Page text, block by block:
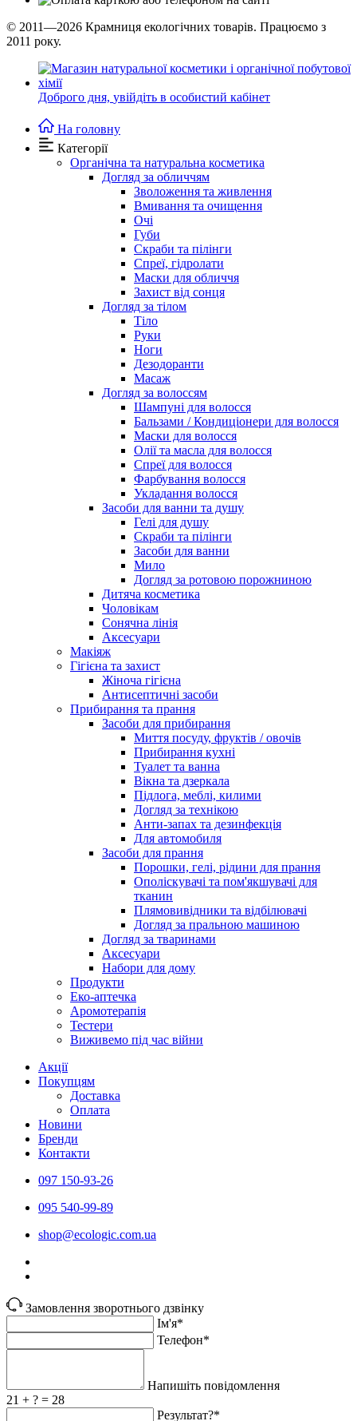
© 2011—2026 Крамниця екологічних товарів. Працюємо з
2011 року.
Доброго дня, увійдіть в особистий кабінет
На головну
Категорії
Органічна та натуральна косметика
Догляд за обличчям
Зволоження та живлення
Вмивання та очищення
Очі
Губи
Скраби та пілінги
Спреї, гідролати
Маски для обличчя
Захист від сонця
Догляд за тілом
Тіло
Руки
Ноги
Дезодоранти
Масаж
Догляд за волоссям
Шампуні для волосся
Бальзами / Кондиціонери для волосся
Маски для волосся
Олії та масла для волосся
Спреї для волосся
Фарбування волосся
Укладання волосся
Засоби для ванни та душу
Гелі для душу
Скраби та пілінги
Засоби для ванни
Мило
Догляд за ротовою порожниною
Дитяча косметика
Чоловікам
Сонячна лінія
Аксесуари
Макіяж
Гігієна та захист
Жіноча гігієна
Антисептичні засоби
Прибирання та прання
Засоби для прибирання
Миття посуду, фруктів / овочів
Прибирання кухні
Туалет та ванна
Вікна та дзеркала
Підлога, меблі, килими
Догляд за технікою
Анти-запах та дезинфекція
Для автомобиля
Засоби для прання
Порошки, гелі, рідини для прання
Ополіскувачі та пом'якшувачі для
тканин
Плямовивідники та відбілювачі
Догляд за пральною машиною
Догляд за тваринами
Аксесуари
Набори для дому
Продукти
Еко-аптечка
Аромотерапія
Тестери
Виживемо під час війни
Акції
Покупцям
Доставка
Оплата
Новини
Бренди
Контакти
097 150-93-26
095 540-99-89
shoр@ecologic.com.ua
Замовлення зворотнього дзвінку
Ім'я*
Телефон*
Напишіть повідомлення
21 + ? = 28
Результат?*